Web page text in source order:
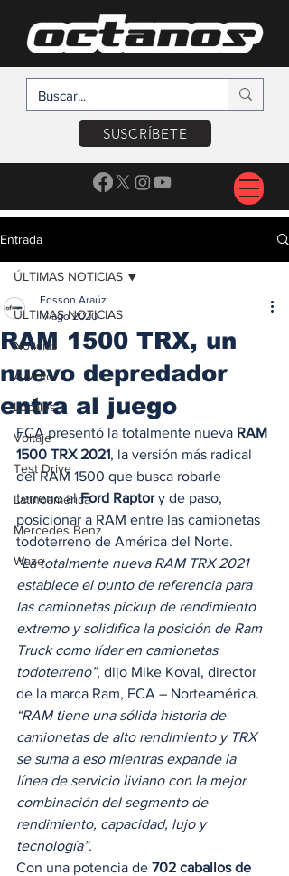
SUSCRÍBETE
Entrada
ÚLTIMAS NOTICIAS
Noticias
A Motor
Locales
Voltaje
Test Drive
Latinoamérica
Mercedes Benz
Waze
ÚLTIMAS NOTICIAS
RAM 1500 TRX, un
nuevo depredador
entra al juego
Edsson Araúz
17 ago 2020
FCA presentó la totalmente nueva RAM
1500 TRX 2021, la versión más radical
del RAM 1500 que busca robarle
terreno al Ford Raptor y de paso,
posicionar a RAM entre las camionetas
todoterreno de América del Norte.
“La totalmente nueva RAM TRX 2021
establece el punto de referencia para
las camionetas pickup de rendimiento
extremo y solidifica la posición de Ram
Truck como líder en camionetas
todoterreno”, dijo Mike Koval, director
de la marca Ram, FCA – Norteamérica.
“RAM tiene una sólida historia de
camionetas de alto rendimiento y TRX
se suma a eso mientras expande la
línea de servicio liviano con la mejor
combinación del segmento de
rendimiento, capacidad, lujo y
tecnología”.
Con una potencia de 702 caballos de